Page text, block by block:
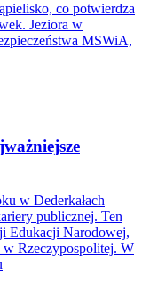
co potwierdza
Jeziora w
MSWiA,
w Dederkałach
publicznej. Ten
Edukacji Narodowej,
w Rzeczypospolitej. W